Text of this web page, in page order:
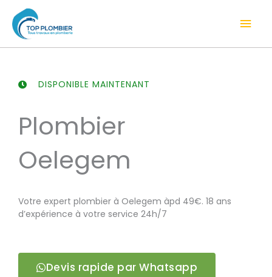
contenu
DISPONIBLE MAINTENANT
Plombier
Oelegem
Votre expert plombier à Oelegem àpd 49€. 18 ans
d’expérience à votre service 24h/7
Devis rapide par Whatsapp